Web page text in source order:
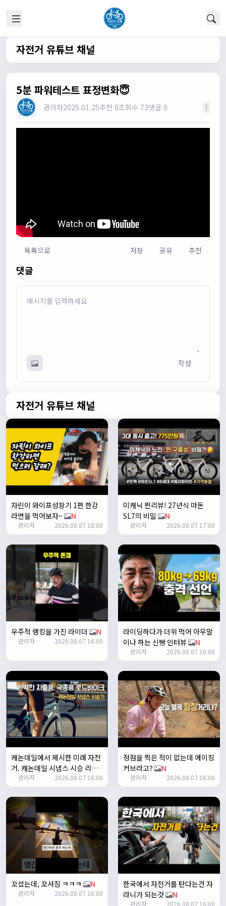
원행13:19:45
오 채팅기능까지..
원행13:19:59
새로운 자전거 커뮤니티가 되겠네요
관리자13:26:16
모두들 환영합니다 :)
타데이포가차
식사들 하십셔
다다우운13:44:05
회원가입 하단에 체크박스 중에 위 내용을 확인하였고, 동의
안녕하세요 :) 템플릿이 그대로 노출되는것같습니다. 저희가
이름/휴대폰 번호는 이벤트에 활용될수 있다는 항목을 추가
해야하고 이에 동의한다는 체크박스내용이 필요할것같습니
실시간 채팅 테스트
1
쏭박17:23:35
2
쏭박17:23:38
테스트 2
쏭박17:23:41
테스트 테스트
쏭박17:24:16
쏭박17:24:22
쏭박17:24:35
Leepi02:57:35
1
알루미 06:16:14
뇽
사이트 가입자수가 100명이 넘었습니다 :)
관리자 09:12:12
열심히타자
맛점하세요~
배과장12:48:20
반갑습니다 여러분 ^_^
배과장12:48:33
명절에도 열심히 맛있는 음식먹고 로라 타셔야지요 ㅎㅎ
1/24/2025
존명12:42:39
자전거 유튜브 채널
5분 파워테스트 표정변화😇
관리자2025.01.25추천 0조회수 73댓글 0
목록으로 저장 공유 추천
댓글
작성
자전거 유튜브 채널
자린이 와이프성장기 1편 한강
라면을 먹어보자~
N
관리자 2026.08.07 18:00
미캐닉 찐리뷰! 27년식 마돈
SL7의 비밀
N
관리자 2026.08.07 17:00
우주적 랭킹을 가진 라이더 N
관리자 2026.08.07 16:00
라이딩하다가 더위 먹어 아무말
이나 하는 신빵 인터뷰
N
관리자 2026.08.07 16:00
캐논데일에서 제시한 미래 자전
거. 캐논데일 시냅스 시승 리뷰
N
관리자 2026.08.07 16:00
정점을 찍은 적이 없는데 에이징
커브라고?
N
관리자 2026.08.07 16:00
꼬셨는데, 꼬셔짐 ㅋㅋㅋ N
관리자 2026.08.07 16:00
한국에서 자전거를 탄다는건 자
라니가 되는것
N
관리자 2026.08.07 16:00